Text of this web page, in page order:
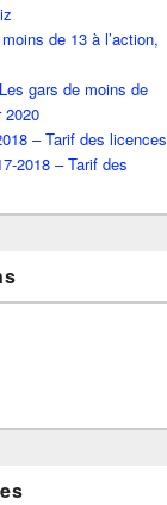
de 13 à l’action,
Les gars de moins de
2020
– Tarif des licences
2018 – Tarif des